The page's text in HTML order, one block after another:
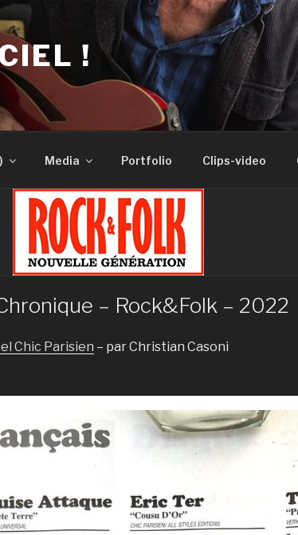
!
Media Portfolio Clips-video
– Rock&Folk – 2022
Chic Parisien – par Christian Casoni